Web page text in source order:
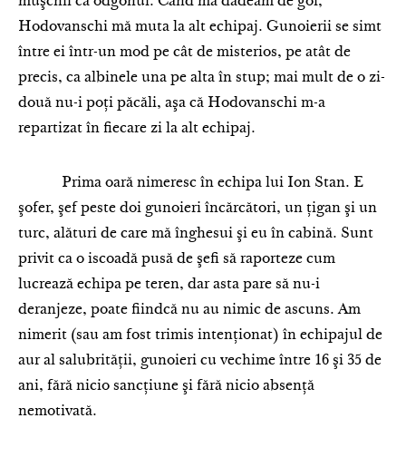
Hodovanschi mă muta la alt echipaj. Gunoierii se simt
între ei într-un mod pe cât de misterios, pe atât de
precis, ca albinele una pe alta în stup; mai mult de o zi-
două nu-i poţi păcăli, aşa că Hodovanschi m-a
repartizat în fiecare zi la alt echipaj.
Prima oară nimeresc în echipa lui Ion Stan. E
şofer, şef peste doi gunoieri încărcători, un ţigan şi un
turc, alături de care mă înghesui şi eu în cabină. Sunt
privit ca o iscoadă pusă de şefi să raporteze cum
lucrează echipa pe teren, dar asta pare să nu-i
deranjeze, poate fiindcă nu au nimic de ascuns. Am
nimerit (sau am fost trimis intenţionat) în echipajul de
aur al salubrităţii, gunoieri cu vechime între 16 şi 35 de
ani, fără nicio sancţiune şi fără nicio absenţă
nemotivată.